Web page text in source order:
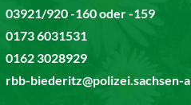
03921/920 -160 oder -159
0173 6031531
0162 3028929
rbb-biederitz@polizei.sachsen-